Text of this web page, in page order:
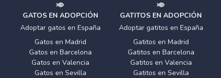
GATOS EN ADOPCIÓN
Adoptar gatos en España
Gatos en Madrid
Gatos en Barcelona
Gatos en Valencia
Gatos en Sevilla
GATITOS EN ADOPCIÓN
Adoptar gatitos en España
Gatitos en Madrid
Gatitos en Barcelona
Gatitos en Valencia
Gatitos en Sevilla